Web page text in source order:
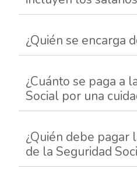
¿Quién se encarga
¿Cuánto se paga a
Social por una
¿Quién debe pagar
de la Seguridad